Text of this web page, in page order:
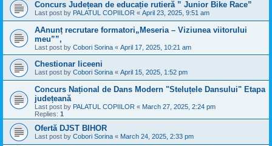
Concurs Județean de educație rutieră ” Junior Bike Race”
Last post by PALATUL COPIILOR « April 23, 2025, 9:51 am
AAnunț recrutare formatori„Meseria – Viziunea viitorului
meu””,
Last post by Cobori Sorina « April 17, 2025, 10:21 am
Chestionar liceeni
Last post by Cobori Sorina « April 15, 2025, 1:52 pm
Concurs Național de Dans Modern "Steluțele Dansului" Etapa
județeană
Last post by PALATUL COPIILOR « March 27, 2025, 2:24 pm
Replies: 1
Ofertă DJST BIHOR
Last post by Cobori Sorina « March 24, 2025, 2:33 pm